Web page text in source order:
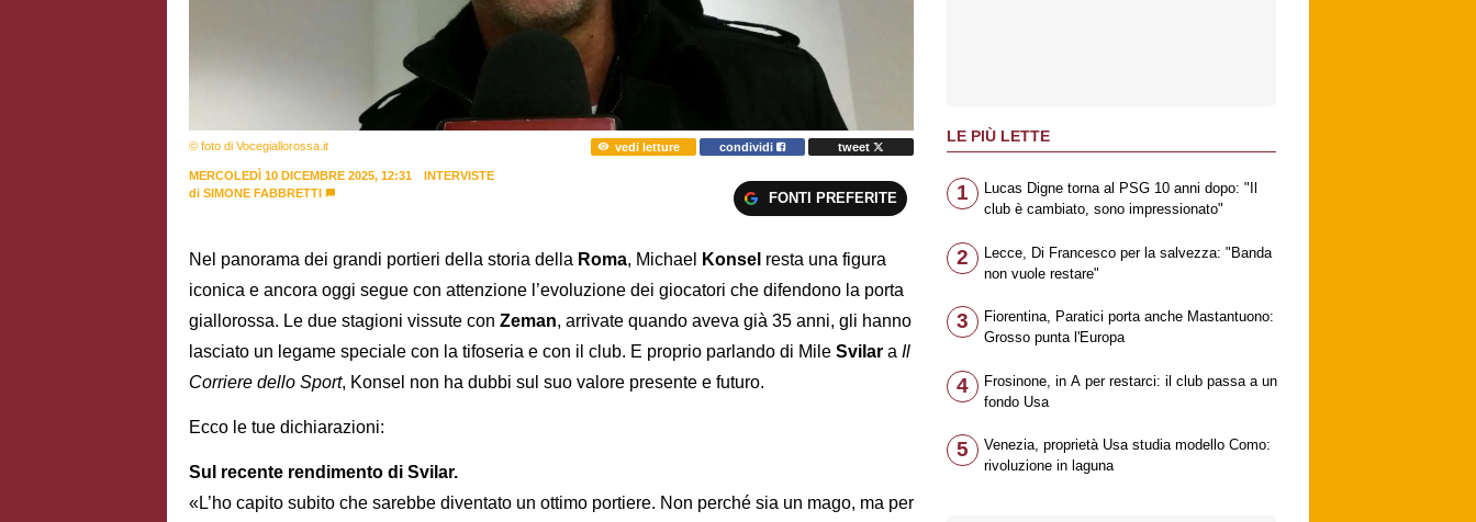
© foto di Vocegiallorossa.it vedi letture condividi tweet
MERCOLEDÌ 10 DICEMBRE 2025, 12:31
INTERVISTE
di SIMONE FABBRETTI FONTI PREFERITE
Nel panorama dei grandi portieri della storia della Roma, Michael Konsel resta una figura
iconica e ancora oggi segue con attenzione l’evoluzione dei giocatori che difendono la porta
giallorossa. Le due stagioni vissute con Zeman, arrivate quando aveva già 35 anni, gli hanno
lasciato un legame speciale con la tifoseria e con il club. E proprio parlando di Mile Svilar a Il
Corriere dello Sport, Konsel non ha dubbi sul suo valore presente e futuro.
Ecco le tue dichiarazioni:
Sul recente rendimento di Svilar.
«L’ho capito subito che sarebbe diventato un ottimo portiere. Non perché sia un mago, ma per
LE PIÙ LETTE
1
Lucas Digne torna al PSG 10 anni dopo: "Il
club è cambiato, sono impressionato"
2
Lecce, Di Francesco per la salvezza: "Banda
non vuole restare"
3
Fiorentina, Paratici porta anche Mastantuono:
Grosso punta l'Europa
4
Frosinone, in A per restarci: il club passa a un
fondo Usa
5
Venezia, proprietà Usa studia modello Como:
rivoluzione in laguna